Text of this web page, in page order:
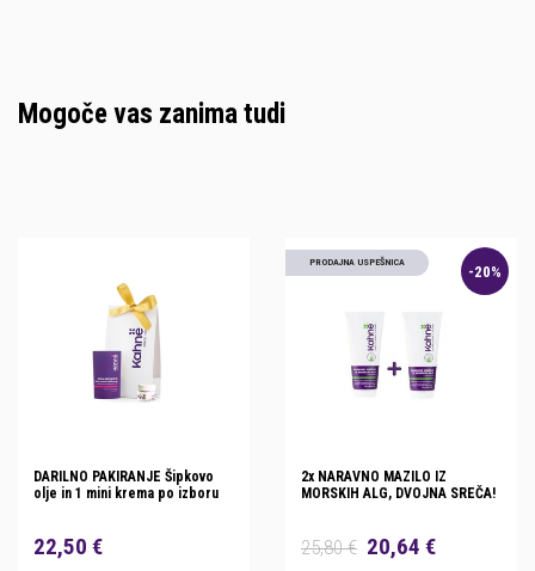
Mogoče vas zanima tudi
DARILNO PAKIRANJE Šipkovo
olje in 1 mini krema po izboru
22,50 €
-20%
PRODAJNA USPEŠNICA
2x NARAVNO MAZILO IZ
MORSKIH ALG, DVOJNA SREČA!
25,80 € 20,64 €